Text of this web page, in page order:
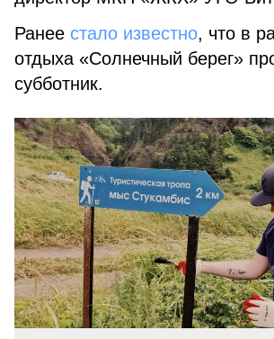
Ранее стало известно, что в
отдыха «Солнечный берег»
субботник.